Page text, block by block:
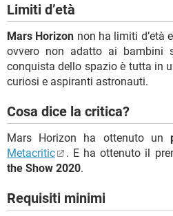
Limiti d’età
Mars Horizon non ha limiti d’età
ovvero non adatto ai
conquista dello spazio è tutta in
curiosi e aspiranti astronauti.
Cosa dice la critica?
Mars Horizon ha ottenuto un
Metacritic
. E ha ottenuto il
the Show 2020.
Requisiti minimi